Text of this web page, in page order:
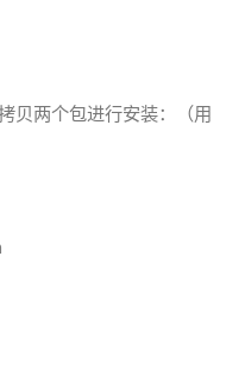
贝两个包进行安装：（用